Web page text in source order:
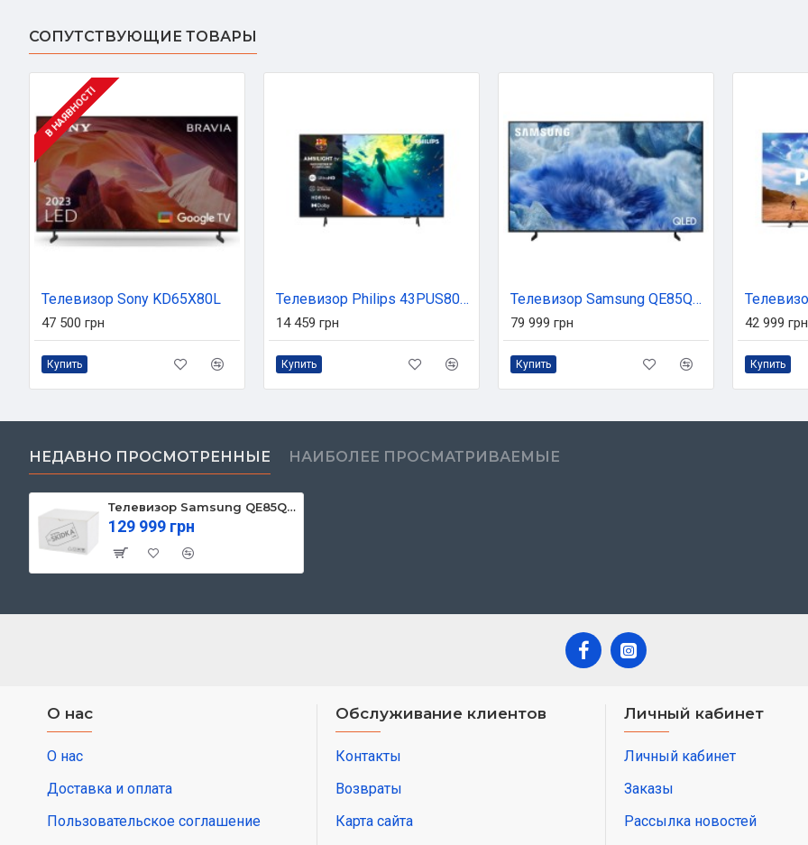
СОПУТСТВУЮЩИЕ ТОВАРЫ
В НАЯВНОСТІ
Телевизор Sony KD65X80L
47 500 грн
Купить
Телевизор Philips 43PUS8010/12
14 459 грн
Купить
Телевизор Samsung QE85Q8FAAUXUA
79 999 грн
Купить
42 999 грн
Купить
НЕДАВНО ПРОСМОТРЕННЫЕ НАИБОЛЕЕ ПРОСМАТРИВАЕМЫЕ
Телевизор Samsung QE85QN85FAUXUA
129 999 грн
О нас
О нас
Доставка и оплата
Пользовательское соглашение
Обслуживание клиентов
Контакты
Возвраты
Карта сайта
Личный кабинет
Личный кабинет
Заказы
Рассылка новостей